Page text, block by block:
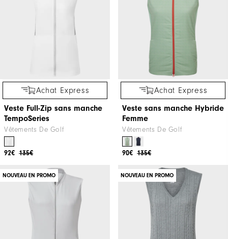
Achat Express
Veste Full-Zip sans manche
TempoSeries
Vêtements De Golf
135€
92€
Achat Express
Veste sans manche Hybride
Femme
Vêtements De Golf
135€
90€
NOUVEAU EN PROMO NOUVEAU EN PROMO